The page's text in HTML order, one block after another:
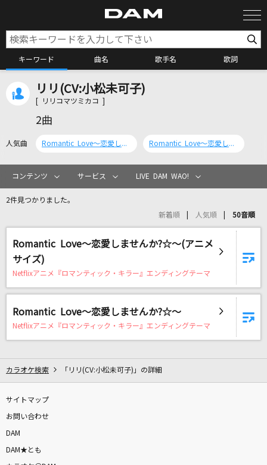
キーワード 曲名 歌手名 歌詞
カラオケ検索
カラオケリクエスト
リアルタイムで歌われている曲の一覧
あなただけ見つめてる
大黒摩季
アイデン貞貞メルトダウン
WISH
[生音]又三郎
リリ(CV:小松未可子)
[ リリコマツミカコ ]
2曲
人気曲 Romantic Love～恋愛しませんか?☆～ Romantic Love～恋愛しませんか?☆～(アニメサイズ)
コンテンツ サービス LIVE DAM WAO!
2件見つかりました。
新着順 人気順 50音順
Romantic Love～恋愛しませんか?☆～(アニメ
サイズ)
Netflixアニメ『ロマンティック・キラー』エンディングテーマ
Romantic Love～恋愛しませんか?☆～
Netflixアニメ『ロマンティック・キラー』エンディングテーマ
カラオケ検索 「リリ(CV:小松未可子)」の詳細
サイトマップ
お問い合わせ
DAM
DAM★とも